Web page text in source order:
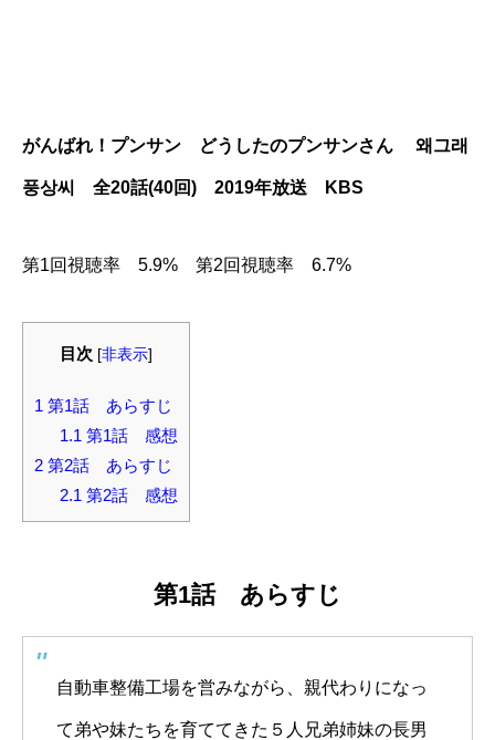
がんばれ！プンサン どうしたのプンサンさん 왜그래
풍상씨 全20話(40回) 2019年放送 KBS
第1回視聴率 5.9% 第2回視聴率 6.7%
目次 [非表示]
1 第1話 あらすじ
1.1 第1話 感想
2 第2話 あらすじ
2.1 第2話 感想
第1話 あらすじ
自動車整備工場を営みながら、親代わりになっ
て弟や妹たちを育ててきた５人兄弟姉妹の長男